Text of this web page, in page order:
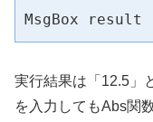
MsgBox result
実行結果は「12.5」
を入力してもAbs関